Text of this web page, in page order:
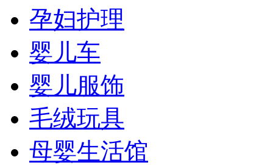
孕妇护理
婴儿车
婴儿服饰
毛绒玩具
母婴生活馆